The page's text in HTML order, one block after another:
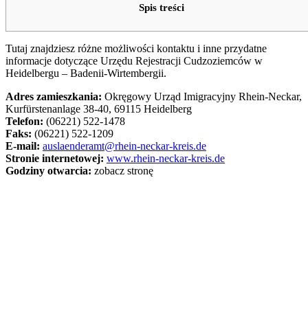
Spis treści
Tutaj znajdziesz różne możliwości kontaktu i inne przydatne
informacje dotyczące Urzędu Rejestracji Cudzoziemców w
Heidelbergu – Badenii-Wirtembergii.
Adres zamieszkania: Okręgowy Urząd Imigracyjny Rhein-Neckar,
Kurfürstenanlage 38-40, 69115 Heidelberg
Telefon: (06221) 522-1478
Faks: (06221) 522-1209
E-mail: auslaenderamt@rhein-neckar-kreis.de
Stronie internetowej: www.rhein-neckar-kreis.de
Godziny otwarcia: zobacz stronę